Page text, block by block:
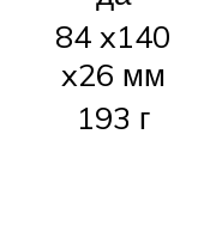
84 x140
x26 мм
193 г